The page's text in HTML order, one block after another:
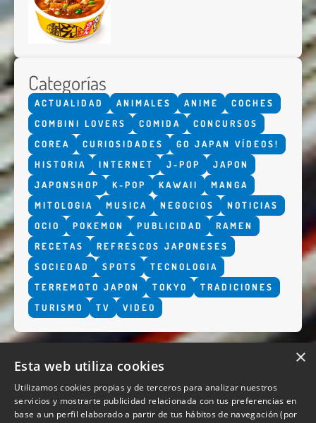
Categorías
ACTUALIDAD ANIMALES ANIME
COCHES
COMBINI LOVERS
COMIDA
CONCURSOS
COREA
CURIOSIDADES
GO JAPAN VÍDEOS!
HISTORIA
INTERNET J-POP
JAPON
JAPONSHOP
K-POP KAWAII
MANGA
MITOLOGIA
MUSICA NEGOCIOS
NOTICIAS
OCIO
POKEMON PUBLICIDAD
RAMEN
RECETAS
REFRESCOS JAPONESES
SOCIEDAD
SPOTS
TECNOLOGIA
TERREMOTO JAPON
TOKYO
TRADICIONES
TURISMO
TV VIDEO
×
Esta web utiliza cookies
Utilizamos cookies propias y de terceros para analizar nuestros
servicios y mostrarte publicidad relacionada con tus preferencias en
base a un perfil elaborado a partir de tus hábitos de navegación (por